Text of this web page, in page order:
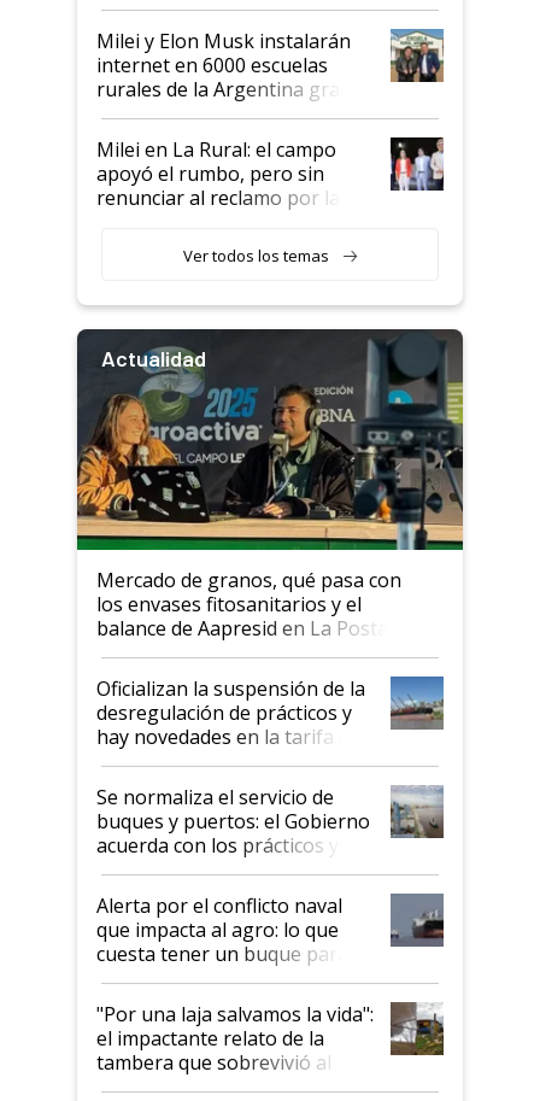
Milei y Elon Musk instalarán
internet en 6000 escuelas
rurales de la Argentina gracias
a un acuerdo con Starlink
Milei en La Rural: el campo
apoyó el rumbo, pero sin
renunciar al reclamo por las
Ver todos los temas
Actualidad
Mercado de granos, qué pasa con
los envases fitosanitarios y el
balance de Aapresid en La Posta
Oficializan la suspensión de la
desregulación de prácticos y
hay novedades en la tarifa de
la hidrovía
Se normaliza el servicio de
buques y puertos: el Gobierno
acuerda con los prácticos y
suspende el decreto de
desregulación
Alerta por el conflicto naval
que impacta al agro: lo que
cuesta tener un buque parado
y el peligro de que Argentina
pase a ser "país sucio"
"Por una laja salvamos la vida":
el impactante relato de la
tambera que sobrevivió al
tornado